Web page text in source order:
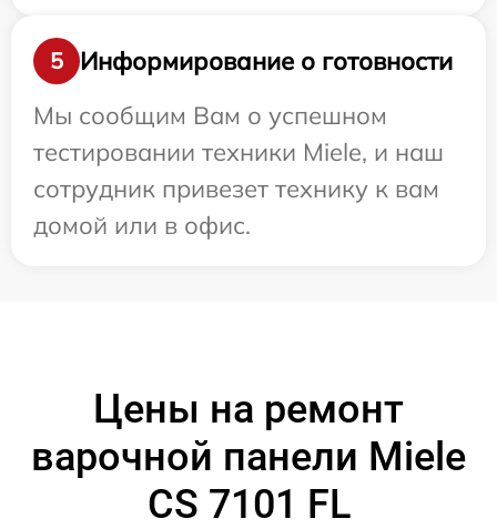
5
Информирование о готовности
Мы сообщим Вам о успешном
тестировании техники Miele, и наш
сотрудник привезет технику к вам
домой или в офис.
Цены на ремонт
варочной панели Miele
CS 7101 FL